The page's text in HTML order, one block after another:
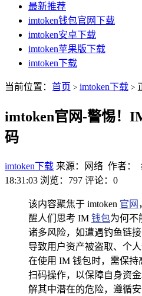
最新推荐
imtoken钱包官网下载
imtoken安卓下载
imtoken苹果版下载
imtoken下载
当前位置： 首页 > imtoken下载 >
imtoken官网-警惕！
码
imtoken下载 来源：网络 作者：
18:31:03 浏览：797 评论：0
该内容聚焦于 imtoken 官网
醒人们思考 IM 钱包为何不
诸多风险，如遭遇钓鱼链
导致用户资产被盗取、个
在使用 IM 钱包时，需保持
扫码操作，以保障自身资
解其中潜在的危险，遵循